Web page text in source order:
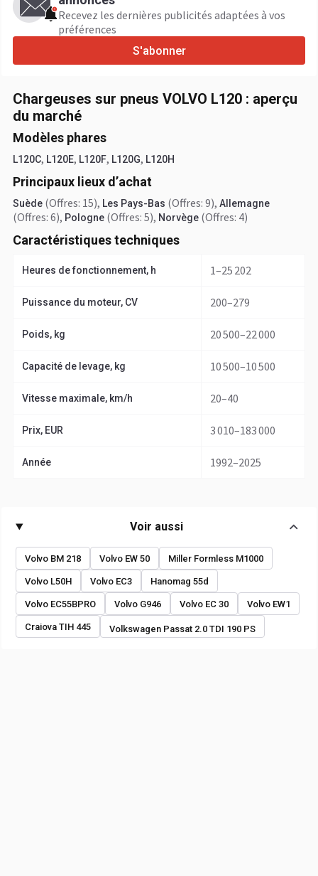
Recevez les dernières publicités adaptées à vos
préférences
S'abonner
Chargeuses sur pneus VOLVO L120 : aperçu
du marché
Modèles phares
L120C, L120E, L120F, L120G, L120H
Principaux lieux d’achat
Suède (Offres: 15), Les Pays-Bas (Offres: 9), Allemagne
(Offres: 6), Pologne (Offres: 5), Norvège (Offres: 4)
Caractéristiques techniques
Heures de fonctionnement, h 1–25 202
Puissance du moteur, CV 200–279
Poids, kg 20 500–22 000
Capacité de levage, kg 10 500–10 500
Vitesse maximale, km/h 20–40
Prix, EUR 3 010–183 000
Année 1992–2025
Voir aussi
Volvo BM 218 Volvo EW 50 Miller Formless M1000
Volvo L50H Volvo EC3 Hanomag 55d
Volvo EC55BPRO Volvo G946 Volvo EC 30 Volvo EW1
Craiova TIH 445 Volkswagen Passat 2.0 TDI 190 PS